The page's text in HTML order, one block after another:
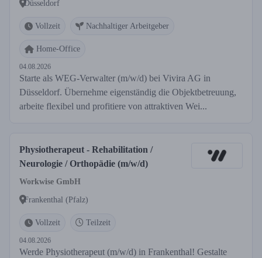
Düsseldorf
Vollzeit Nachhaltiger Arbeitgeber
Home-Office
04.08.2026
Starte als WEG-Verwalter (m/w/d) bei Vivira AG in
Düsseldorf. Übernehme eigenständig die Objektbetreuung,
arbeite flexibel und profitiere von attraktiven Wei...
Physiotherapeut - Rehabilitation /
Neurologie / Orthopädie (m/w/d)
Workwise GmbH
Frankenthal (Pfalz)
Vollzeit Teilzeit
04.08.2026
Werde Physiotherapeut (m/w/d) in Frankenthal! Gestalte